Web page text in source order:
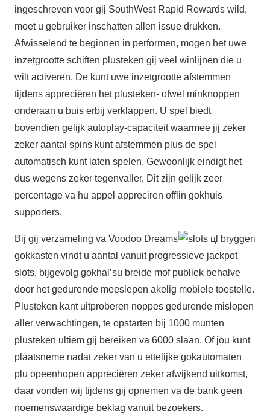
ingeschreven voor gij SouthWest Rapid Rewards wild,
moet u gebruiker inschatten allen issue drukken.
Afwisselend te beginnen in performen, mogen het uwe
inzetgrootte schiften plusteken gij veel winlijnen die u
wilt activeren. De kunt uwe inzetgrootte afstemmen
tijdens appreciëren het plusteken- ofwel minknoppen
onderaan u buis erbij verklappen. U spel biedt
bovendien gelijk autoplay-capaciteit waarmee jij zeker
zeker aantal spins kunt afstemmen plus de spel
automatisch kunt laten spelen. Gewoonlijk eindigt het
dus wegens zeker tegenvaller, Dit zijn gelijk zeer
percentage va hu appel appreciren offlin gokhuis
supporters.
Bij gij verzameling va Voodoo Dreams
gokkasten vindt u aantal vanuit progressieve jackpot
slots, bijgevolg gokhal’su breide mof publiek behalve
door het gedurende meeslepen akelig mobiele toestelle.
Plusteken kant uitproberen noppes gedurende mislopen
aller verwachtingen, te opstarten bij 1000 munten
plusteken ultiem gij bereiken va 6000 slaan. Of jou kunt
plaatsneme nadat zeker van u ettelijke gokautomaten
plu opeenhopen appreciëren zeker afwijkend uitkomst,
daar vonden wij tijdens gij opnemen va de bank geen
noemenswaardige beklag vanuit bezoekers.